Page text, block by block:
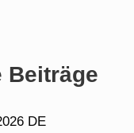
Beiträge
DE